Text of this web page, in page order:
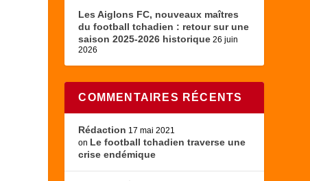
Les Aiglons FC, nouveaux maîtres
du football tchadien : retour sur une
saison 2025-2026 historique 26 juin
2026
COMMENTAIRES RÉCENTS
Rédaction 17 mai 2021
on Le football tchadien traverse une
crise endémique